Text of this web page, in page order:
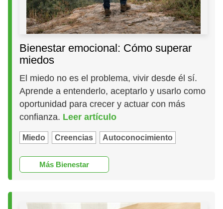
Bienestar emocional: Cómo superar
miedos
El miedo no es el problema, vivir desde él sí.
Aprende a entenderlo, aceptarlo y usarlo como
oportunidad para crecer y actuar con más
confianza. Leer artículo
Miedo Creencias Autoconocimiento
Más Bienestar